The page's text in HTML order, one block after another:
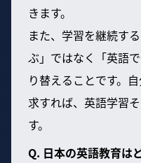
きます。
また、学習を継続す
ぶ」ではなく「英語
り替えることです。
求すれば、英語学習
す。
Q. 日本の英語教育は